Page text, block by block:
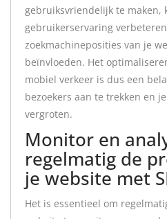
gebruiksvriendelijk te maken,
gebruikerservaring
zoekmachineposities van je
beïnvloeden. Het
mobiel verkeer is dus een
bezoekers aan te trekken en
vergroten.
Monitor en
regelmatig de
je website met
Het is essentieel om